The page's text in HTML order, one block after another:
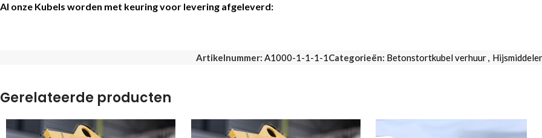
Al onze Kubels worden met keuring voor levering afgeleverd:
Artikelnummer: A1000-1-1-1-1Categorieën: Betonstortkubel verhuur,
Gerelateerde producten